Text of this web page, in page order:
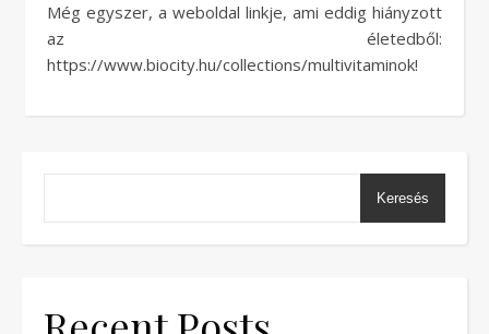
Még egyszer, a weboldal linkje, ami eddig hiányzott
az életedből:
https://www.biocity.hu/collections/multivitaminok!
Keresés